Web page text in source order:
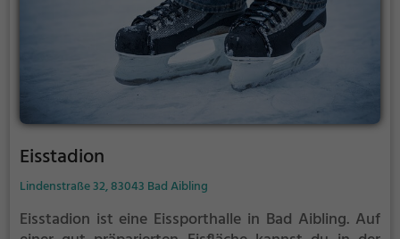
Eisstadion
Lindenstraße 32, 83043 Bad Aibling
Eisstadion ist eine Eissporthalle in Bad Aibling. Auf